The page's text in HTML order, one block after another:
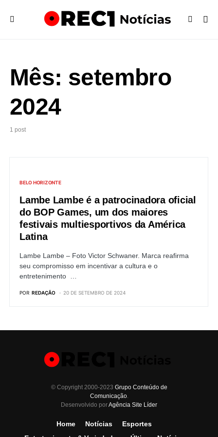
Mês: setembro
2024
1 post
BELO HORIZONTE
Lambe Lambe é a patrocinadora oficial
do BOP Games, um dos maiores
festivais multiesportivos da América
Latina
Lambe Lambe – Foto Victor Schwaner. Marca reafirma
seu compromisso em incentivar a cultura e o
entretenimento …
POR REDAÇÃO 20 DE SETEMBRO DE 2024
© Copyright 2000-2023 Grupo Conteúdo de
Comunicação.
Desenvolvido porAgência Site Líder
Home Notícias
Esportes